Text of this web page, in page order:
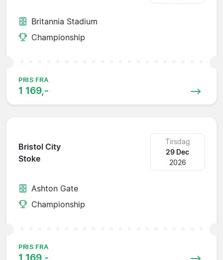
Britannia Stadium
Championship
PRIS FRA
1 169,-
Bristol City
Stoke
Tirsdag
29 Dec
2026
Ashton Gate
Championship
PRIS FRA
1 169,-